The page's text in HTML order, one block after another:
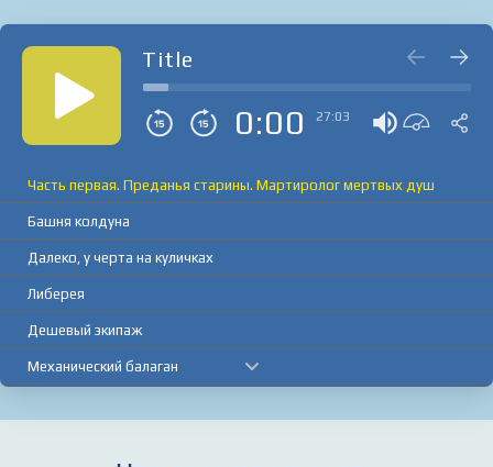
Title
0:00 27:03
Часть первая. Преданья старины. Мартиролог мертвых душ
Башня колдуна
Далеко, у черта на куличках
Либерея
Дешевый экипаж
Механический балаган